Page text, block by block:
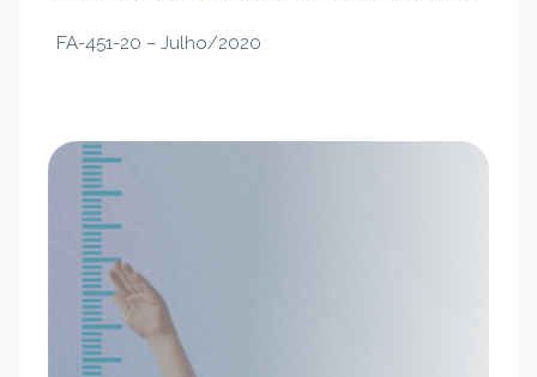
FA-451-20 – Julho/2020